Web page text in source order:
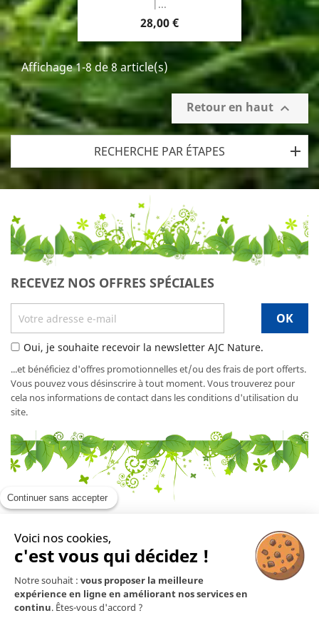
Continuer sans accepter
Voici nos cookies,
c'est vous qui décidez !
Notre souhait : vous proposer la meilleure
expérience en ligne en améliorant nos services en
continu. Êtes-vous d'accord ?
|...
Prix
28,00 €
Affichage 1-8 de 8 article(s)
Retour en haut 
RECHERCHE PAR ÉTAPES
RECEVEZ NOS OFFRES SPÉCIALES
Oui, je souhaite recevoir la newsletter AJC Nature.
...et bénéficiez d'offres promotionnelles et/ou des frais de port offerts.
Vous pouvez vous désinscrire à tout moment. Vous trouverez pour
cela nos informations de contact dans les conditions d'utilisation du
site.
En savoir plus 
Mentions légales